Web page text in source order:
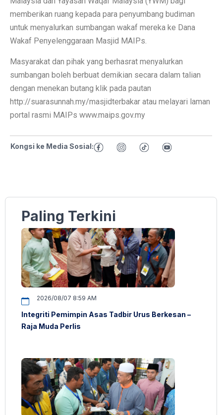
memberikan ruang kepada para penyumbang budiman
untuk menyalurkan sumbangan wakaf mereka ke Dana
Wakaf Penyelenggaraan Masjid MAIPs.
Masyarakat dan pihak yang berhasrat menyalurkan
sumbangan boleh berbuat demikian secara dalam talian
dengan menekan butang klik pada pautan
http://suarasunnah.my/masjidterbakar atau melayari laman
portal rasmi MAIPs www.maips.gov.my
Kongsi ke Media Sosial:
Paling Terkini
2026/08/07 8:59 AM
Integriti Pemimpin Asas Tadbir Urus Berkesan –
Raja Muda Perlis